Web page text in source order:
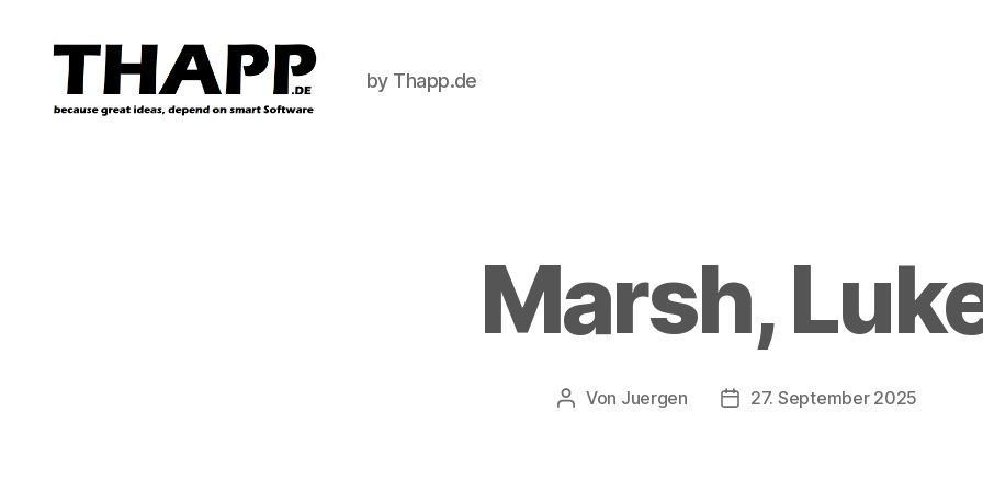
by Thapp.de
Marsh,
Beitragsautor
Von Juergen Beitragsdatum
27. September 2025